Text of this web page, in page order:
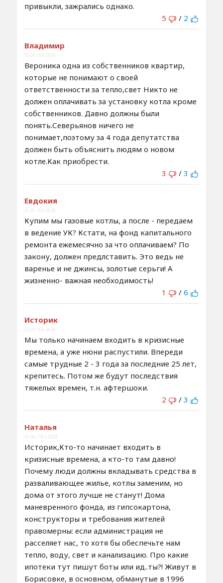
привыкли, зажрались однако.
5
/ 2
Владимир
18:08 / 8.6.2026
Вероника одна из собственников квартир,
которые не понимают о своей
ответственности за тепло,свет Никто не
должен оплачивать за установку котла кроме
собственников. Давно должны были
понять.Северьянов ничего не
понимает,поэтому за 4 года депутатства
должен быть объяснить людям о новом
котле.Как приобрести.
3
/ 3
Евдокия
21:41 / 8.6.2026
Купим мы газовые котлы, а после - передаем
в ведение УК? Кстати, на фонд капитального
ремонта ежемесячно за что оплачиваем? По
закону, должен предлставить. Это ведь не
варенье и не джинсы, золотые серьги! А
жизненно- важная необходимость!
1
/ 6
Историк
23:29 / 8.6.2026
Мы только начинаем входить в кризисные
времена, а уже нюни распустили. Впереди
самые трудные 2 - 3 года за последние 25 лет,
крепитесь. Потом же будут последствия
тяжелых времен, т.н. афтершоки.
2
/ 3
Наталья
10:59 / 10.6.2026
Историк,Кто-то начинает входить в
кризисные времена, а кто-то там давно!
Почему люди должны вкладывать средства в
разваливающее жилье, котлы заменим, но
дома от этого лучше не станут! Дома
маневренного фонда, из гипсокартона,
конструкторы и требования жителей
правомерны: если администрация не
расселяет нас, то хотя бы обеспечьте нам
тепло, воду, свет и канализацию. Про какие
ипотеки тут пишут боты или ид..ты?! Живут в
Борисовке, в основном, обманутые в 1996